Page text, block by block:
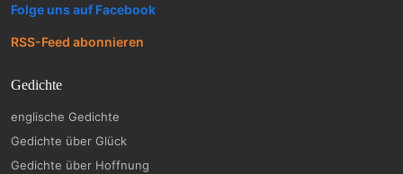
Folge uns auf Facebook
RSS-Feed abonnieren
Gedichte
englische Gedichte
Gedichte über Glück
Gedichte über Hoffnung